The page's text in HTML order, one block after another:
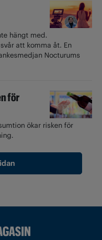
hängt med.
att komma åt. En
Nocturums
för
ökar risken för